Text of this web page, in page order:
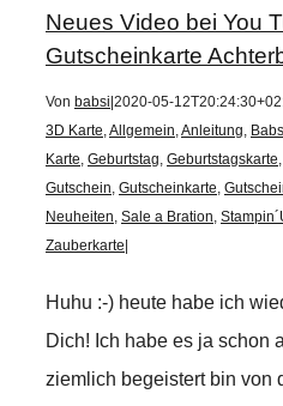
Neues Video bei You
Gutscheinkarte
Von babsi 2020-05-
3D Karte,Allgemein,Anleitung,
Karte, Geburtstag, Geburtstagskarte,
Gutschein, Gutscheinkarte,
Neuheiten, Sale a Bration,
Zauberkarte
Huhu :-) heute habe ich
Dich! Ich habe es ja schon
ziemlich begeistert bin von